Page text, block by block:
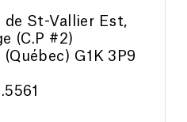
de St-Vallier Est,
(C.P #2)
(Québec) G1K 3P9